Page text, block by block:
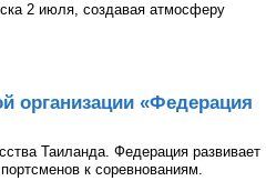
2 июля, создавая атмосферу
организации «Федерация
Таиланда. Федерация развивает
к соревнованиям.